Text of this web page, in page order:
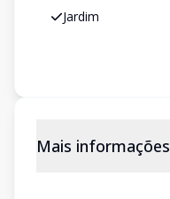
Jardim
Mais informações